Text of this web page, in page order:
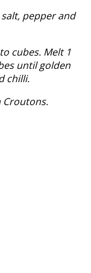
pepper and
cubes. Melt 1
until golden
chilli.
Croutons.